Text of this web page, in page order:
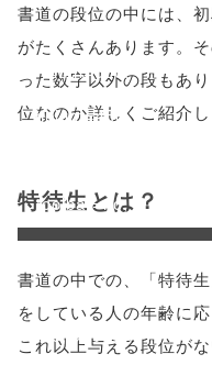
f, 'Gwindow',
'width=550,
height=450,
toolbar=no,
scrollbars=yes'
); return
false;"> シェア
書道の段位の中には、
がたくさんあります。
った数字以外の段もあ
位なのか詳しくご紹介し
特待生とは？
書道の中での、「特待
をしている人の年齢に
これ以上与える段位が